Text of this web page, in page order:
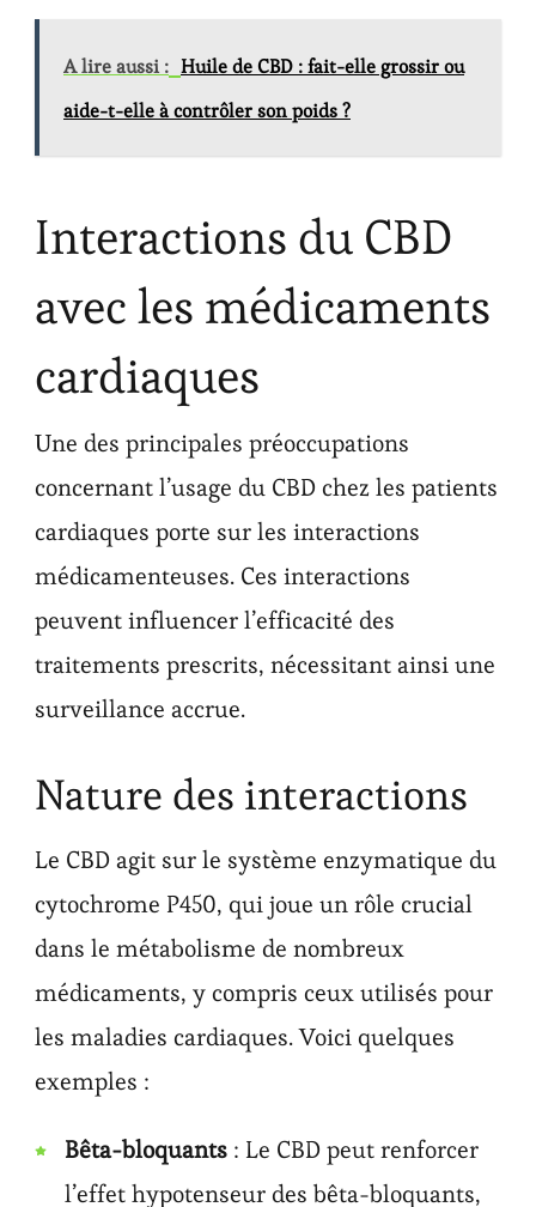
A lire aussi : Huile de CBD : fait-elle grossir ou
aide-t-elle à contrôler son poids ?
Interactions du CBD
avec les médicaments
cardiaques
Une des principales préoccupations
concernant l’usage du CBD chez les patients
cardiaques porte sur les interactions
médicamenteuses. Ces interactions
peuvent influencer l’efficacité des
traitements prescrits, nécessitant ainsi une
surveillance accrue.
Nature des interactions
Le CBD agit sur le système enzymatique du
cytochrome P450, qui joue un rôle crucial
dans le métabolisme de nombreux
médicaments, y compris ceux utilisés pour
les maladies cardiaques. Voici quelques
exemples :
Bêta-bloquants : Le CBD peut renforcer
l’effet hypotenseur des bêta-bloquants,